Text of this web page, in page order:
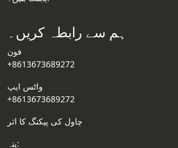
ہم سے رابطہ کریں۔
فون
+8613673689272
واٹس ایپ
+8613673689272
چاول کی پیکنگ کا اثر
پتہ: